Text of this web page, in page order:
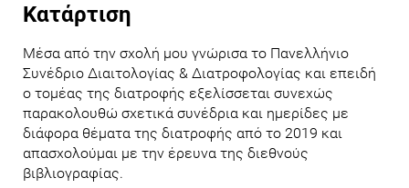
Κατάρτιση
Μέσα από την σχολή μου γνώρισα το Πανελλήνιο
Συνέδριο Διαιτολογίας & Διατροφολογίας και επειδή
ο τομέας της διατροφής εξελίσσεται συνεχώς
παρακολουθώ σχετικά συνέδρια και ημερίδες με
διάφορα θέματα της διατροφής από το 2019 και
απασχολούμαι με την έρευνα της διεθνούς
βιβλιογραφίας.